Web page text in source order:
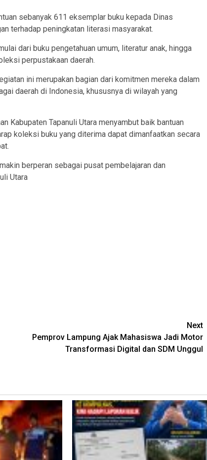
sebanyak 611 eksemplar buku kepada Dinas
terhadap peningkatan literasi masyarakat.
dari buku pengetahuan umum, literatur anak, hingga
perpustakaan daerah.
ini merupakan bagian dari komitmen mereka dalam
daerah di Indonesia, khususnya di wilayah yang
Kabupaten Tapanuli Utara menyambut baik bantuan
koleksi buku yang diterima dapat dimanfaatkan secara
berperan sebagai pusat pembelajaran dan
Utara
Next
Pemprov Lampung Ajak Mahasiswa Jadi Motor
Transformasi Digital dan SDM Unggul